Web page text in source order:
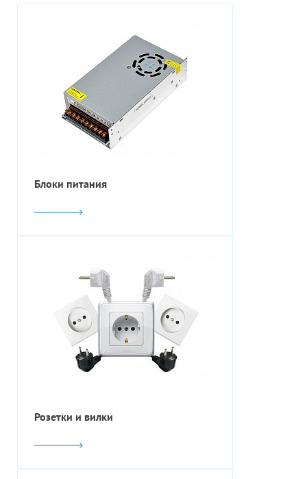
Блоки питания
Розетки и вилки